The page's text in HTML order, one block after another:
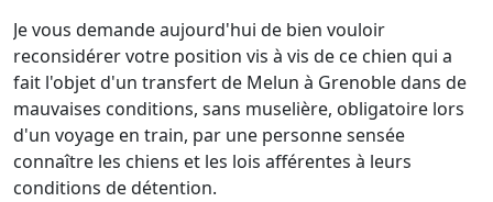
Je vous demande aujourd'hui de bien vouloir
reconsidérer votre position vis à vis de ce chien qui a
fait l'objet d'un transfert de Melun à Grenoble dans de
mauvaises conditions, sans muselière, obligatoire lors
d'un voyage en train, par une personne sensée
connaître les chiens et les lois afférentes à leurs
conditions de détention.